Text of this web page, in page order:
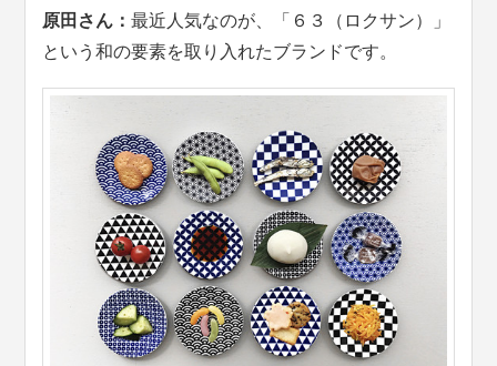
原田さん：最近人気なのが、「６３（ロクサン）」
という和の要素を取り入れたブランドです。